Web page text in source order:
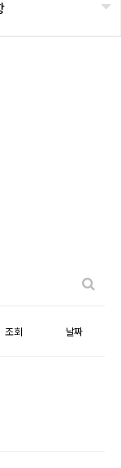
조회 날짜